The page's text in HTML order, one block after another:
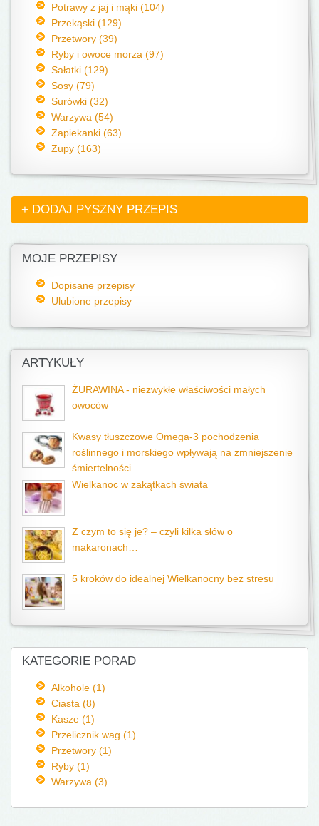
Potrawy z jaj i mąki (104)
Przekąski (129)
Przetwory (39)
Ryby i owoce morza (97)
Sałatki (129)
Sosy (79)
Surówki (32)
Warzywa (54)
Zapiekanki (63)
Zupy (163)
+ DODAJ PYSZNY PRZEPIS
MOJE PRZEPISY
Dopisane przepisy
Ulubione przepisy
ARTYKUŁY
ŻURAWINA - niezwykłe właściwości małych
owoców
Kwasy tłuszczowe Omega-3 pochodzenia
roślinnego i morskiego wpływają na zmniejszenie
śmiertelności
Wielkanoc w zakątkach świata
Z czym to się je? – czyli kilka słów o
makaronach…
5 kroków do idealnej Wielkanocny bez stresu
KATEGORIE PORAD
Alkohole (1)
Ciasta (8)
Kasze (1)
Przelicznik wag (1)
Przetwory (1)
Ryby (1)
Warzywa (3)